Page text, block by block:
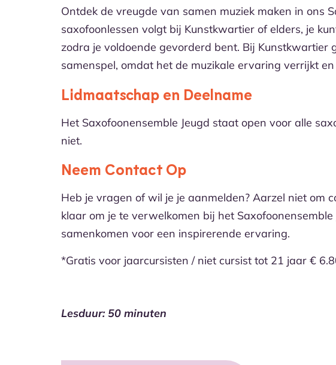
Ontdek de vreugde van samen muziek maken in ons
saxofoonlessen volgt bij Kunstkwartier of elders, je
zodra je voldoende gevorderd bent. Bij Kunstkwartier
samenspel, omdat het de muzikale ervaring verrijkt
Lidmaatschap en Deelname
Het Saxofoonensemble Jeugd staat open voor alle
niet.
Neem Contact Op
Heb je vragen of wil je je aanmelden? Aarzel niet om
klaar om je te verwelkomen bij het
samenkomen voor een inspirerende ervaring.
*Gratis voor jaarcursisten / niet cursist tot 21 jaar €
Lesduur: 50 minuten